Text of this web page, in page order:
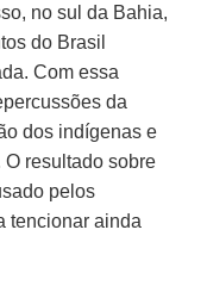
no sul da Bahia,
do Brasil
Com essa
da
dos indígenas e
O resultado sobre
pelos
tencionar ainda